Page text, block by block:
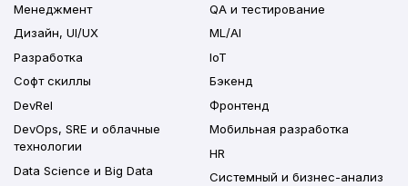
Менеджмент
Дизайн, UI/UX
Разработка
Софт скиллы
DevRel
DevOps, SRE и облачные
технологии
Data Science и Big Data
QA и тестирование
ML/AI
IoT
Бэкенд
Фронтенд
Мобильная разработка
HR
Системный и бизнес-анализ